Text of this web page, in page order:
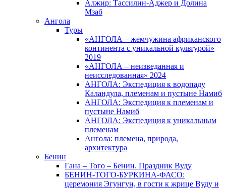
Алжир: Тассилин-Аджер и Долина
Мзаб
Ангола
Туры
«АНГОЛА – жемчужина африканского
континента с уникальной культурой»
2019
«АНГОЛА – неизведанная и
неисследованная» 2024
АНГОЛА: Экспедиция к водопаду
Каландула, племенам и пустыне Намиб
АНГОЛА: Экспедиция к племенам и
пустыне Намиб
АНГОЛА: Экспедиция к уникальным
племенам
Ангола: племена, природа,
архитектура
Бенин
Гана – Того – Бенин. Праздник Вуду
БЕНИН-ТОГО-БУРКИНА-ФАСО:
церемония Эгунгун, в гости к жрице Вуду и